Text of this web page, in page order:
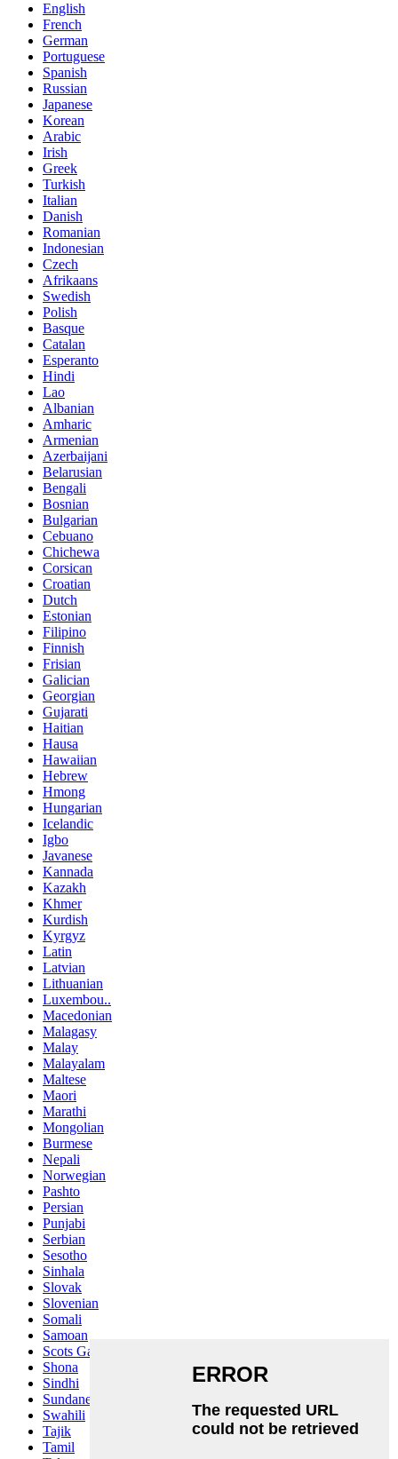
English
French
German
Portuguese
Spanish
Russian
Japanese
Korean
Arabic
Irish
Greek
Turkish
Italian
Danish
Romanian
Indonesian
Czech
Afrikaans
Swedish
Polish
Basque
Catalan
Esperanto
Hindi
Lao
Albanian
Amharic
Armenian
Azerbaijani
Belarusian
Bengali
Bosnian
Bulgarian
Cebuano
Chichewa
Corsican
Croatian
Dutch
Estonian
Filipino
Finnish
Frisian
Galician
Georgian
Gujarati
Haitian
Hausa
Hawaiian
Hebrew
Hmong
Hungarian
Icelandic
Igbo
Javanese
Kannada
Kazakh
Khmer
Kurdish
Kyrgyz
Latin
Latvian
Lithuanian
Luxembou..
Macedonian
Malagasy
Malay
Malayalam
Maltese
Maori
Marathi
Mongolian
Burmese
Nepali
Norwegian
Pashto
Persian
Punjabi
Serbian
Sesotho
Sinhala
Slovak
Slovenian
Somali
Samoan
Scots Gaelic
Shona
Sindhi
Sundanese
Swahili
Tajik
Tamil